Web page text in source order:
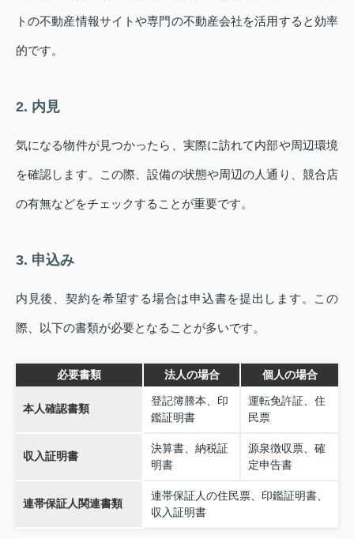
トの不動産情報サイトや専門の不動産会社を活用すると効率
的です。
2. 内見
気になる物件が見つかったら、実際に訪れて内部や周辺環境
を確認します。この際、設備の状態や周辺の人通り、競合店
の有無などをチェックすることが重要です。
3. 申込み
内見後、契約を希望する場合は申込書を提出します。この
際、以下の書類が必要となることが多いです。
必要書類 法人の場合 個人の場合
本人確認書類
登記簿謄本、印
鑑証明書
運転免許証、住
民票
収入証明書
決算書、納税証
明書
源泉徴収票、確
定申告書
連帯保証人関連書類
連帯保証人の住民票、印鑑証明書、
収入証明書